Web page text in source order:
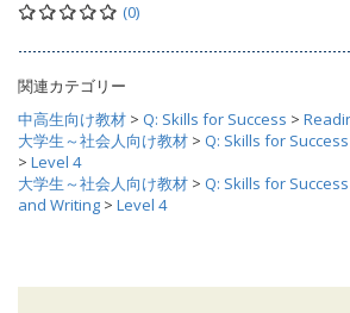
(0)
関連カテゴリー
中高生向け教材 > Q: Skills for Success >
大学生～社会人向け教材 > Q: Skills for Success
> Level 4
大学生～社会人向け教材 > Q: Skills for
and Writing > Level 4